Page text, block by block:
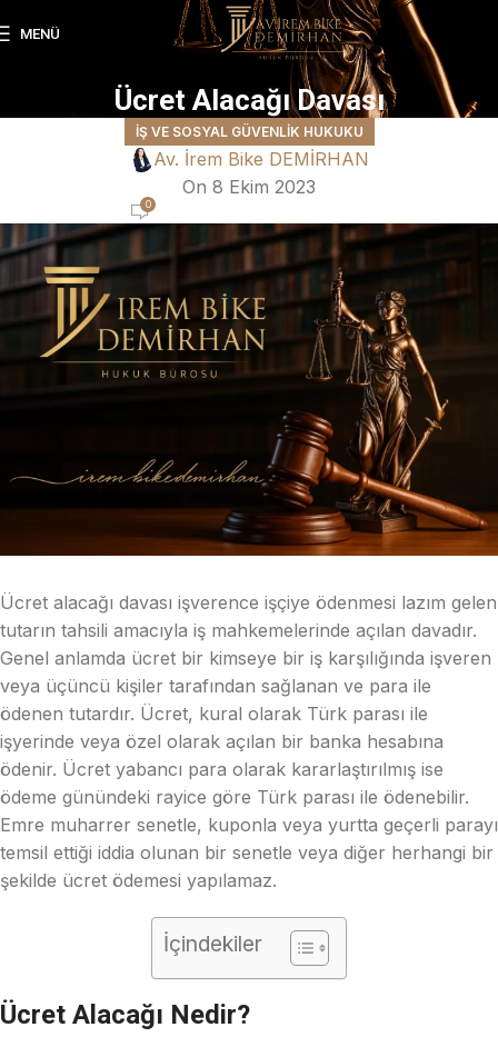
MENÜ
Ücret Alacağı Davası
İŞ VE SOSYAL GÜVENLIK HUKUKU
Av. İrem Bike DEMİRHAN
On 8 Ekim 2023
0
Ücret alacağı davası işverence işçiye ödenmesi lazım gelen
tutarın tahsili amacıyla iş mahkemelerinde açılan davadır.
Genel anlamda ücret bir kimseye bir iş karşılığında işveren
veya üçüncü kişiler tarafından sağlanan ve para ile
ödenen tutardır. Ücret, kural olarak Türk parası ile
işyerinde veya özel olarak açılan bir banka hesabına
ödenir. Ücret yabancı para olarak kararlaştırılmış ise
ödeme günündeki rayice göre Türk parası ile ödenebilir.
Emre muharrer senetle, kuponla veya yurtta geçerli parayı
temsil ettiği iddia olunan bir senetle veya diğer herhangi bir
şekilde ücret ödemesi yapılamaz.
İçindekiler
Ücret Alacağı Nedir?